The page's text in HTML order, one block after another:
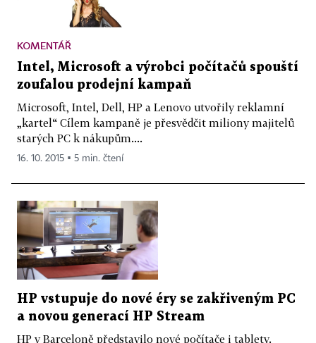
KOMENTÁŘ
Intel, Microsoft a výrobci počítačů spouští
zoufalou prodejní kampaň
Microsoft, Intel, Dell, HP a Lenovo utvořily reklamní
„kartel“ Cílem kampaně je přesvědčit miliony majitelů
starých PC k nákupům....
16. 10. 2015 ▪ 5 min. čtení
HP vstupuje do nové éry se zakřiveným PC
a novou generací HP Stream
HP v Barceloně představilo nové počítače i tablety.